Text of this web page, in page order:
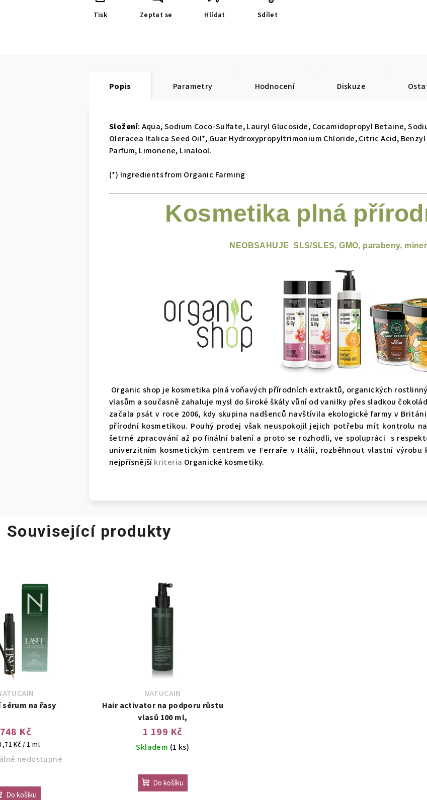
Tisk Zeptat se Hlídat Sdílet
Popis Parametry Hodnocení Diskuze
Složení: Aqua, Sodium Coco-Sulfate, Lauryl Glucoside, Cocamidopropyl Betaine,
Oleracea Italica Seed Oil*, Guar Hydroxypropyltrimonium Chloride, Citric Acid,
Parfum, Limonene, Linalool.
(*) Ingredients from Organic Farming
Kosmetika plná
NEOBSAHUJE SLS/SLES, GMO, parabeny,
Organic shop je kosmetika plná voňavých přírodních extraktů, organických
vlasům a současně zahaluje mysl do široké škály vůní od vanilky přes sladkou
začala psát v roce 2006, kdy skupina nadšenců navštívila ekologické farmy v
přírodní kosmetikou. Pouhý prodej však neuspokojil jejich potřebu mít kontrolu
šetrné zpracování až po finální balení a proto se rozhodli, ve spolupráci s
univerzitním kosmetickým centrem ve Ferraře v Itálii, rozběhnout vlastní
nejpřísnějšíkriteria Organické kosmetiky.
Související produkty
na řasy
748 Kč
Kč / 1 ml
nedostupné
Do košíku
NATUCAIN
Hair activator na podporu růstu
vlasů 100 ml,
1 199 Kč
Skladem (1 ks)
Do košíku